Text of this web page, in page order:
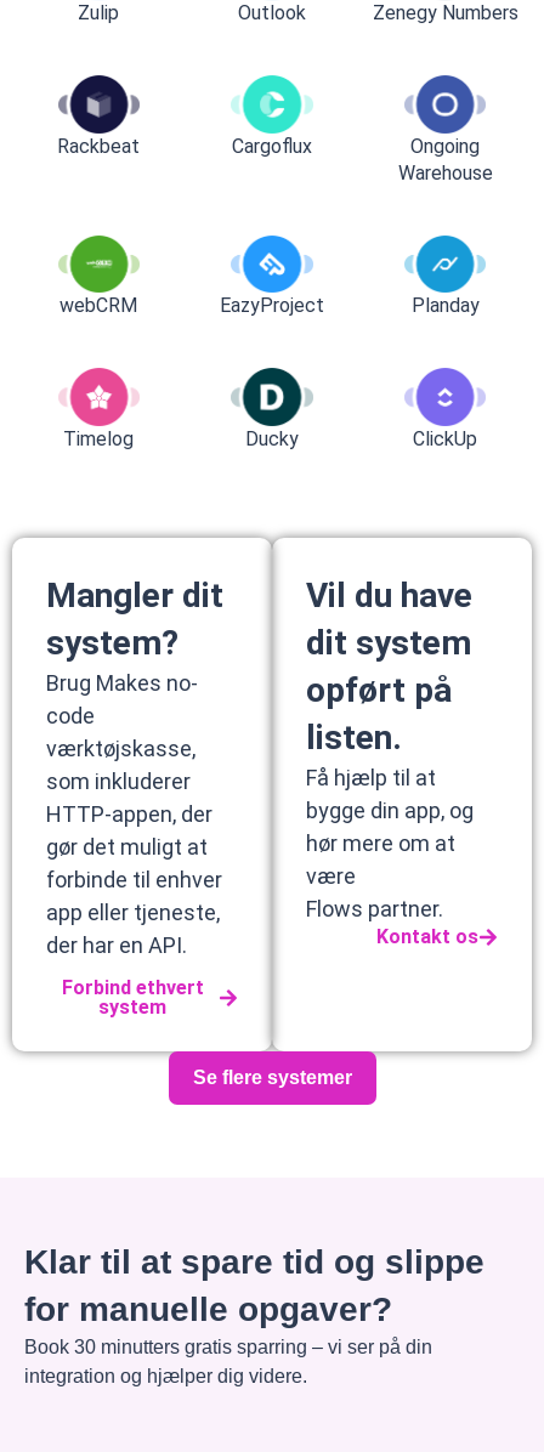
Zulip Outlook Zenegy Numbers
Rackbeat Cargoflux
Ongoing
Warehouse
webCRM EazyProject Planday
Timelog Ducky ClickUp
Mangler dit
system?
Brug Makes no-
code
værktøjskasse,
som inkluderer
HTTP-appen, der
gør det muligt at
forbinde til enhver
app eller tjeneste,
der har en API.
Forbind ethvert
system
Vil du have
dit system
opført på
listen.
Få hjælp til at
bygge din app, og
hør mere om at
være
Flows partner.
Kontakt os
Se flere systemer
Klar til at spare tid og slippe
for manuelle opgaver?
Book 30 minutters gratis sparring – vi ser på din
integration og hjælper dig videre.